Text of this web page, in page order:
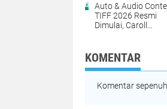
Auto & Audio
TIFF 2026 Resmi
Dimulai, Caroll
Komunitas
KOMENTAR
Komentar